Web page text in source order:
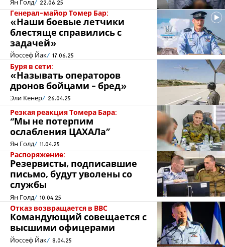
Ян Голд 22.06.25
Генерал-майор Томер Бар:
«Наши боевые летчики
блестяще справились с
задачей»
Йоссеф Йак 17.06.25
Буря в сети:
«Называть операторов
дронов бойцами - бред»
Эли Кенер 26.04.25
Резкая реакция Томера Бара:
“Мы не потерпим
ослабления ЦАХАЛа”
Ян Голд 11.04.25
Распоряжение:
Резервисты, подписавшие
письмо, будут уволены со
службы
Ян Голд 10.04.25
Отказ возвращается в ВВС
Командующий совещается с
высшими офицерами
Йоссеф Йак 8.04.25